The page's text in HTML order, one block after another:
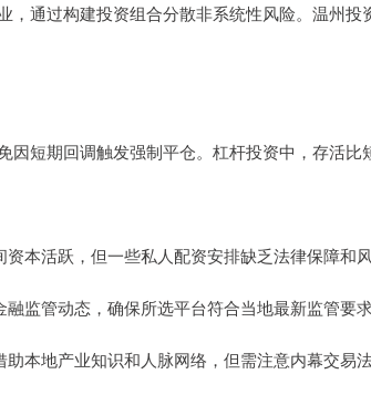
通过构建投资组合分散非系统性风险。温州投
短期回调触发强制平仓。杠杆投资中，存活比
本活跃，但一些私人配资安排缺乏法律保障和
监管动态，确保所选平台符合当地最新监管要求
本地产业知识和人脉网络，但需注意内幕交易法